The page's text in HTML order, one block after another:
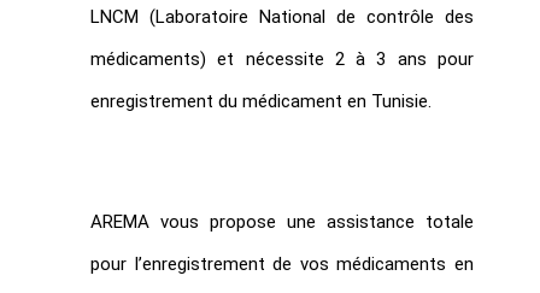
LNCM (Laboratoire National de contrôle des
médicaments) et nécessite 2 à 3 ans pour
enregistrement du médicament en Tunisie.
AREMA vous propose une assistance totale
pour l’enregistrement de vos médicaments en